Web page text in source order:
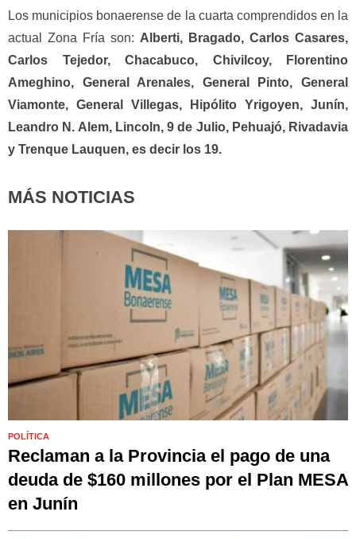
Los municipios bonaerense de la cuarta comprendidos en la
actual Zona Fría son: Alberti, Bragado, Carlos Casares,
Carlos Tejedor, Chacabuco, Chivilcoy, Florentino
Ameghino, General Arenales, General Pinto, General
Viamonte, General Villegas, Hipólito Yrigoyen, Junín,
Leandro N. Alem, Lincoln, 9 de Julio, Pehuajó, Rivadavia
y Trenque Lauquen, es decir los 19.
MÁS NOTICIAS
POLÍTICA
Reclaman a la Provincia el pago de una
deuda de $160 millones por el Plan MESA
en Junín